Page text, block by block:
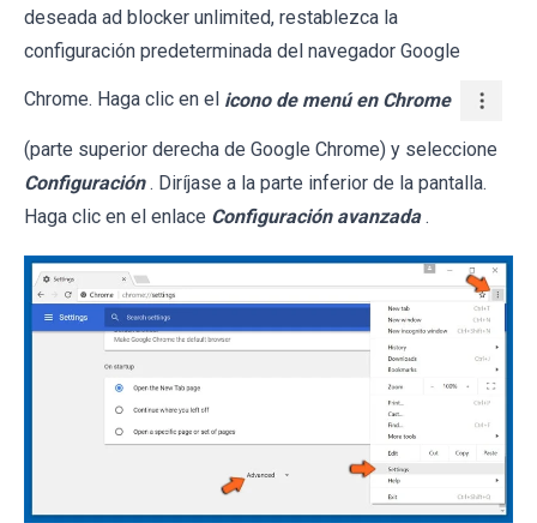
deseada ad blocker unlimited, restablezca la
configuración predeterminada del navegador Google
Chrome. Haga clic en el icono de menú en Chrome
(parte superior derecha de Google Chrome) y seleccione
Configuración . Diríjase a la parte inferior de la pantalla.
Haga clic en el enlace Configuración avanzada .